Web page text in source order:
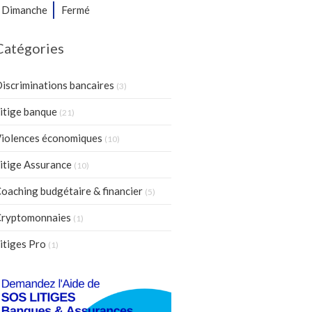
Dimanche
Fermé
bancaires (3)
banque (21)
économiques (10)
Assurance (10)
budgétaire & financier (5)
(1)
Pro (1)